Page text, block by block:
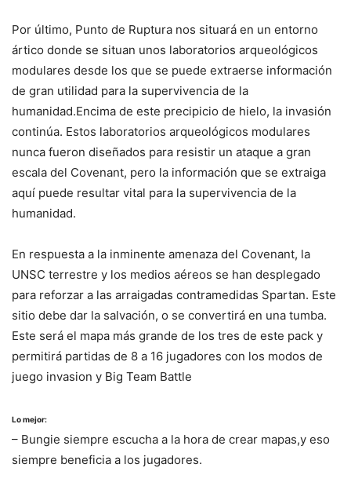
Por último, Punto de Ruptura nos situará en un entorno
ártico donde se situan unos laboratorios arqueológicos
modulares desde los que se puede extraerse información
de gran utilidad para la supervivencia de la
humanidad.Encima de este precipicio de hielo, la invasión
continúa. Estos laboratorios arqueológicos modulares
nunca fueron diseñados para resistir un ataque a gran
escala del Covenant, pero la información que se extraiga
aquí puede resultar vital para la supervivencia de la
humanidad.
En respuesta a la inminente amenaza del Covenant, la
UNSC terrestre y los medios aéreos se han desplegado
para reforzar a las arraigadas contramedidas Spartan. Este
sitio debe dar la salvación, o se convertirá en una tumba.
Este será el mapa más grande de los tres de este pack y
permitirá partidas de 8 a 16 jugadores con los modos de
juego invasion y Big Team Battle
Lo mejor:
– Bungie siempre escucha a la hora de crear mapas,y eso
siempre beneficia a los jugadores.